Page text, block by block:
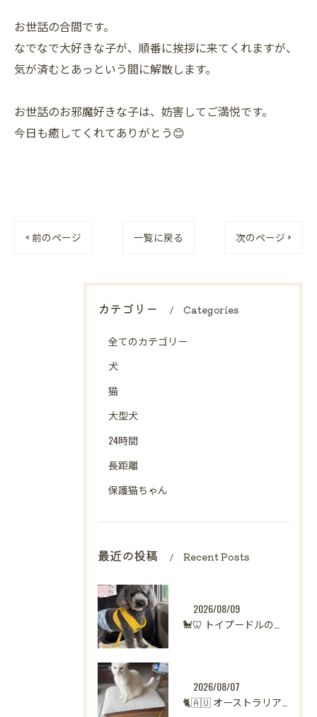
お世話の合間です。
なでなで大好きな子が、順番に挨拶に来てくれますが、
気が済むとあっという間に解散します。
お世話のお邪魔好きな子は、妨害してご満悦です。
今日も癒してくれてありがとう😊
< 前のページ 一覧に戻る 次のページ >
カテゴリー Categories
全てのカテゴリー
犬
猫
大型犬
24時間
長距離
保護猫ちゃん
最近の投稿 Recent Posts
2026/08/09
2026/08/07